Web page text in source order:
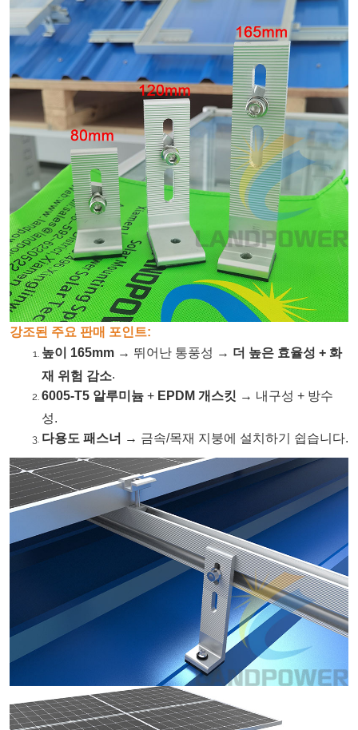
강조된 주요 판매 포인트:
높이 165mm → 뛰어난 통풍성 → 더 높은 효율성 + 화
재 위험 감소.
6005-T5 알루미늄 + EPDM 개스킷 → 내구성 + 방수
성.
다용도 패스너 → 금속/목재 지붕에 설치하기 쉽습니다.